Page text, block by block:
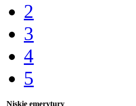
2
3
4
5
Niskie emerytury